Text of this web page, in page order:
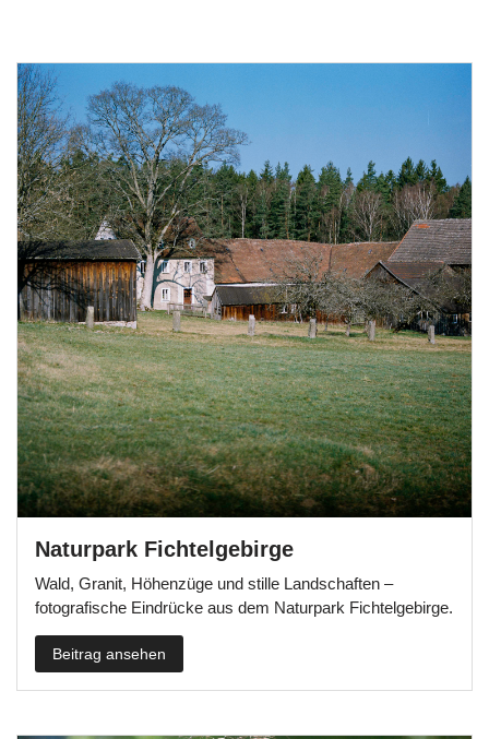
Naturpark Fichtelgebirge
Wald, Granit, Höhenzüge und stille Landschaften –
fotografische Eindrücke aus dem Naturpark Fichtelgebirge.
Beitrag ansehen